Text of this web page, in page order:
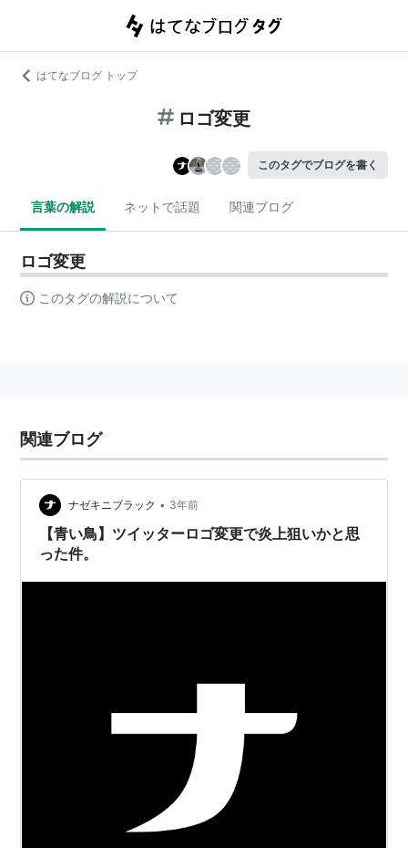
はてなブログ トップ
ロゴ変更
このタグでブログを書く
言葉の解説 ネットで話題 関連ブログ
ロゴ変更
このタグの解説について
関連ブログ
ナゼキニブラック • 3年前
【青い鳥】ツイッターロゴ変更で炎上狙いかと思
った件。